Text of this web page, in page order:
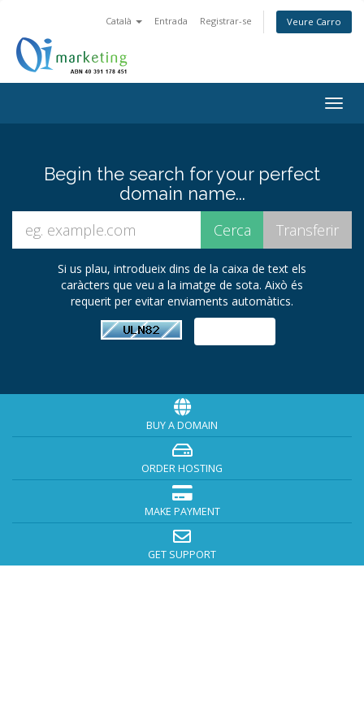
Català Entrada Registrar-se Veure Carro
Begin the search for your perfect
domain name...
Si us plau, introdueix dins de la caixa de text els
caràcters que veu a la imatge de sota. Això és
requerit per evitar enviaments automàtics.
BUY A DOMAIN
ORDER HOSTING
MAKE PAYMENT
GET SUPPORT